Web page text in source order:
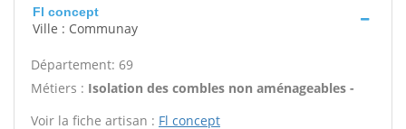
Fl concept
Ville : Communay
Département: 69
Métiers : Isolation des combles non aménageables -
Voir la fiche artisan : Fl concept